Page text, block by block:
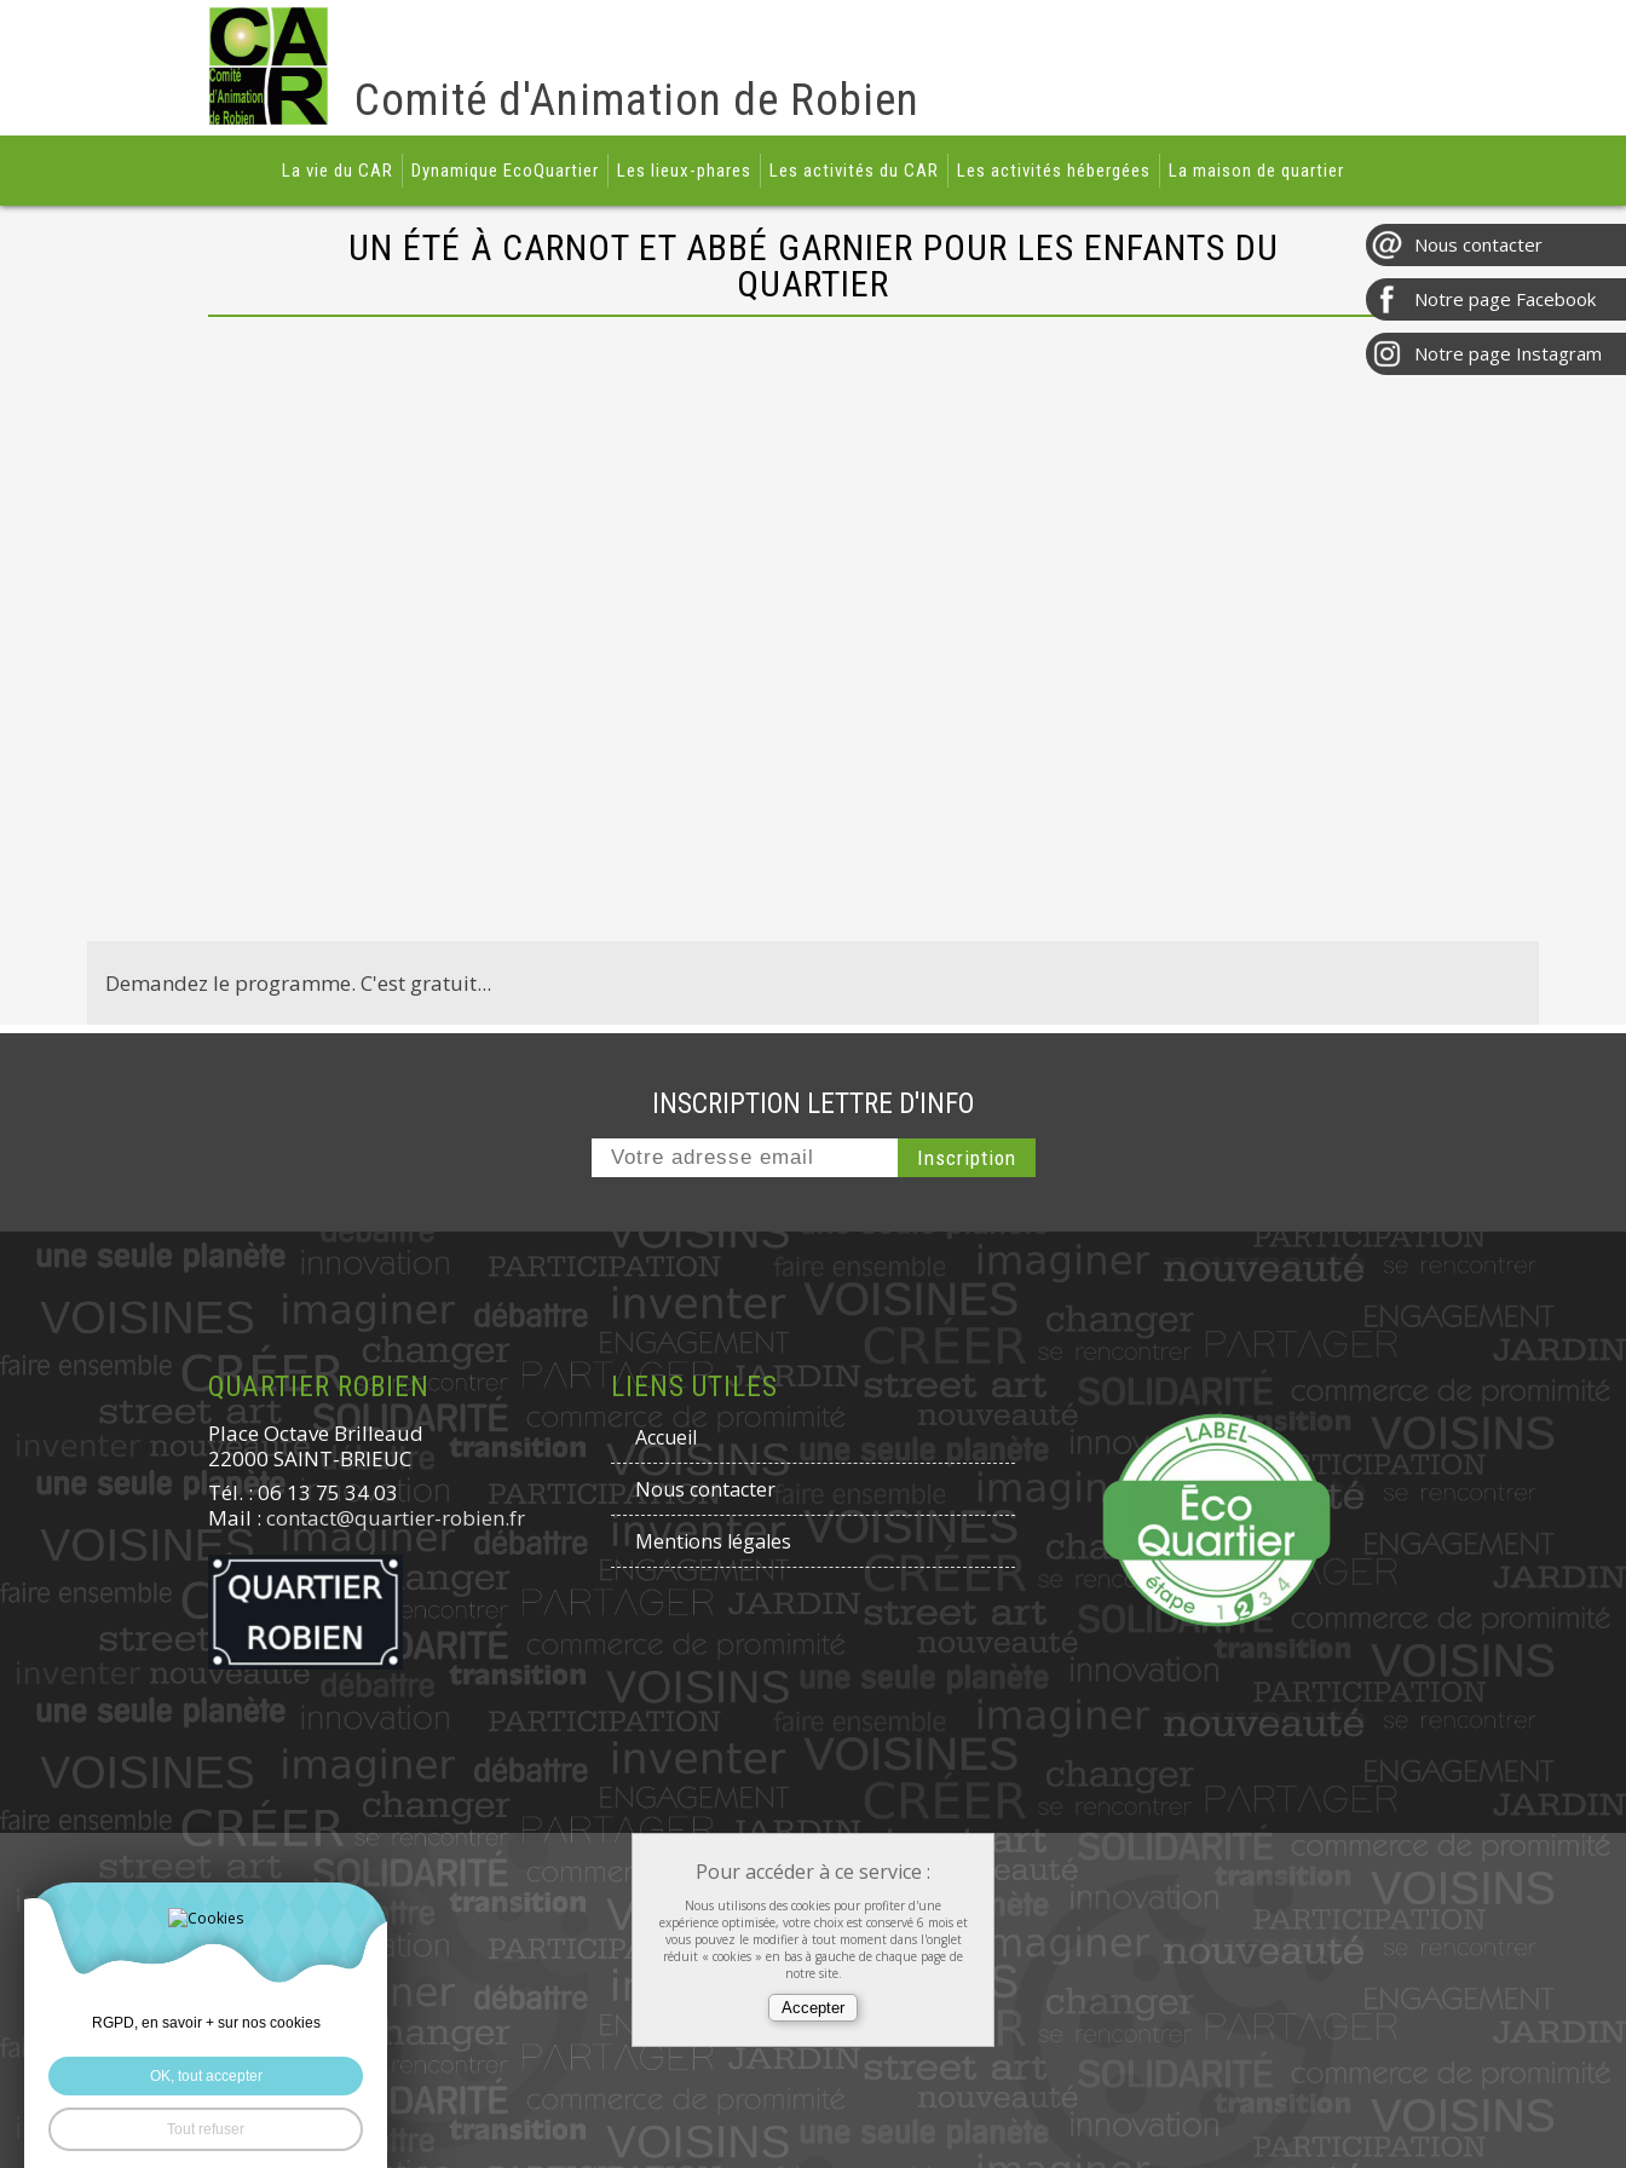
Comité d'Animation de Robien
La vie du CAR Dynamique EcoQuartier Les lieux-phares Les activités du CAR Les activités hébergées La maison de quartier
UN ÉTÉ À CARNOT ET ABBÉ GARNIER POUR LES ENFANTS DU
QUARTIER
Demandez le programme. C'est gratuit...
INSCRIPTION LETTRE D'INFO
QUARTIER ROBIEN
Place Octave Brilleaud
22000 SAINT-BRIEUC
Tél. : 06 13 75 34 03
Mail : contact@quartier-robien.fr
LIENS UTILES
Accueil
Nous contacter
Mentions légales
Pour accéder à ce service :
Nous utilisons des cookies pour profiter d'une
expérience optimisée, votre choix est conservé 6 mois et
vous pouvez le modifier à tout moment dans l'onglet
réduit « cookies » en bas à gauche de chaque page de
notre site.
RGPD, en savoir + sur nos cookies
OK, tout accepter
Tout refuser